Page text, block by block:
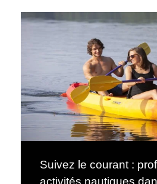
Suivez le courant :
activités nautiques